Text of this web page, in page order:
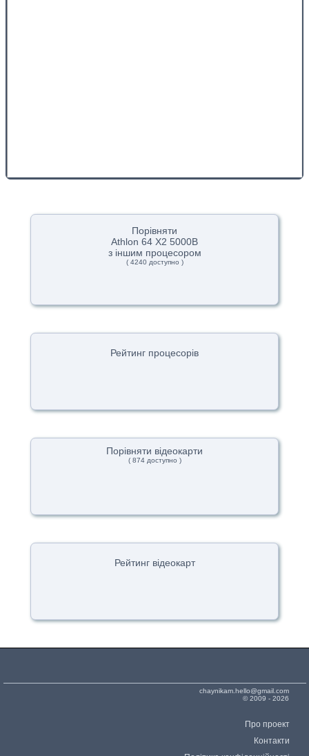
Порівняти
Athlon 64 X2 5000B
з іншим процесором
( 4240 доступно )
Рейтинг процесорів
Порівняти відеокарти
( 874 доступно )
Рейтинг відеокарт
chaynikam.hello@gmail.com
© 2009 - 2026
Про проект
Контакти